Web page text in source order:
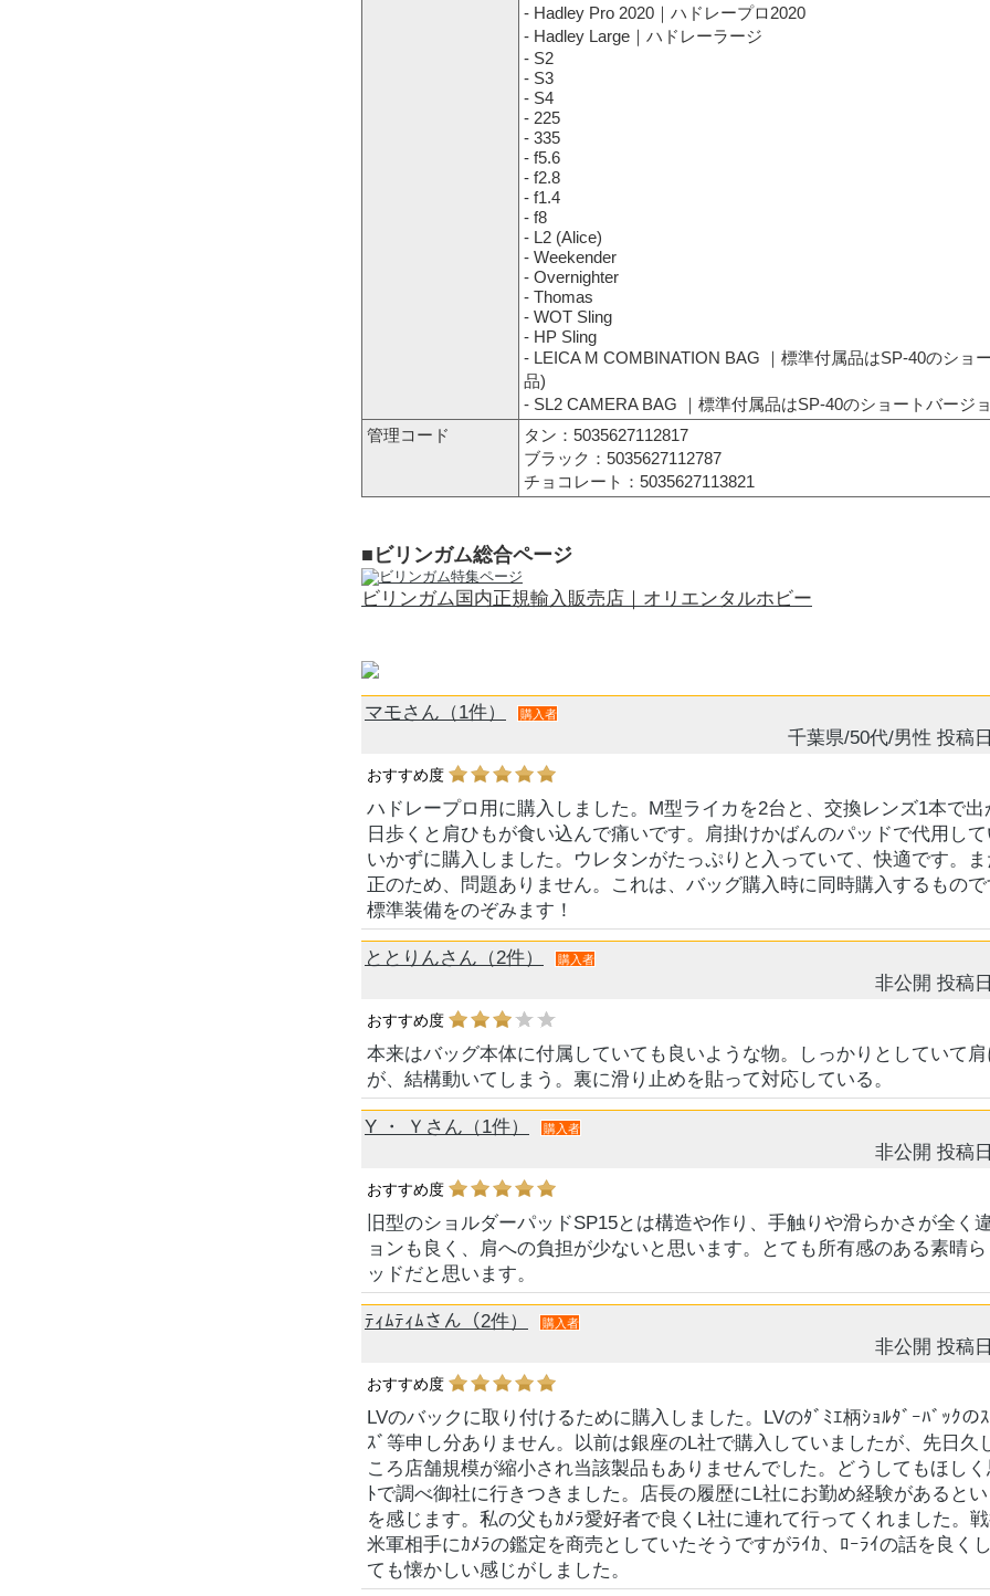
- Hadley Pro 2020｜ハドレープロ2020
- Hadley Large｜ハドレーラージ
- S2
- S3
- S4
- 225
- 335
- f5.6
- f2.8
- f1.4
- f8
- L2 (Alice)
- Weekender
- Overnighter
- Thomas
- WOT Sling
- HP Sling
- LEICA M COMBINATION BAG ｜標準付属品はSP-40のショ
品)
- SL2 CAMERA BAG ｜標準付属品はSP-40のショートバージ
管理コード
タン：5035627112817
ブラック：5035627112787
チョコレート：5035627113821
■ビリンガム総合ページ
ビリンガム国内正規輸入販売店｜オリエンタルホビー
マモさん（1件） 購入者
千葉県/50代/男性 投稿
おすすめ度
ハドレープロ用に購入しました。M型ライカを2台と、交換レンズ1本で
日歩くと肩ひもが食い込んで痛いです。肩掛けかばんのパッドで代用し
いかずに購入しました。ウレタンがたっぷりと入っていて、快適です。
正のため、問題ありません。これは、バッグ購入時に同時購入するもの
標準装備をのぞみます！
ととりんさん（2件） 購入者
非公開 投稿
おすすめ度
本来はバッグ本体に付属していても良いような物。しっかりとしていて
が、結構動いてしまう。裏に滑り止めを貼って対応している。
Y ・ Ｙさん（1件） 購入者
非公開 投稿
おすすめ度
旧型のショルダーパッドSP15とは構造や作り、手触りや滑らかさが全く
ョンも良く、肩への負担が少ないと思います。とても所有感のある素晴
ッドだと思います。
ﾃｨﾑﾃｨﾑさん（2件） 購入者
非公開 投稿
おすすめ度
LVのバックに取り付けるために購入しました。LVのﾀﾞﾐｴ柄ｼｮﾙﾀﾞｰﾊﾞｯｸの
ｽﾞ等申し分ありません。以前は銀座のL社で購入していましたが、先日久
ころ店舗規模が縮小され当該製品もありませんでした。どうしてもほし
ﾄで調べ御社に行きつきました。店長の履歴にL社にお勤め経験があると
を感じます。私の父もｶﾒﾗ愛好者で良くL社に連れて行ってくれました。
米軍相手にｶﾒﾗの鑑定を商売としていたそうですがﾗｲｶ、ﾛｰﾗｲの話を良く
ても懐かしい感じがしました。